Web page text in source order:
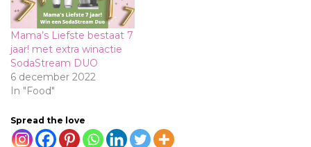
Mama’s Liefste bestaat 7
jaar! met extra winactie
SodaStream DUO
6 december 2022
In "Food"
Spread the love